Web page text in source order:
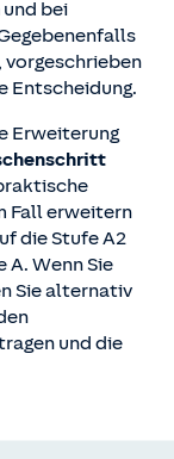
und bei
vorgeschrieben
Entscheidung.
Erweiterung
Fall erweitern
die Stufe A2
A. Wenn Sie
Sie alternativ
und die